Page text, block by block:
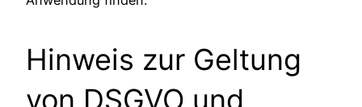
Hinweis zur Geltung
von DSGVO und